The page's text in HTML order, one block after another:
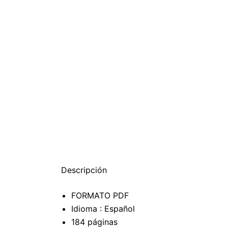
Descripción
FORMATO PDF
Idioma : Español
184 páginas